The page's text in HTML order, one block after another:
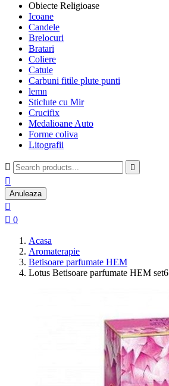
Obiecte Religioase
Icoane
Candele
Brelocuri
Bratari
Coliere
Catuie
Carbuni fitile plute punti
lemn
Sticlute cu Mir
Crucifix
Medalioane Auto
Forme coliva
Litografii
 

Anuleaza

 0
Acasa
Aromaterapie
Betisoare parfumate HEM
Lotus Betisoare parfumate HEM set6